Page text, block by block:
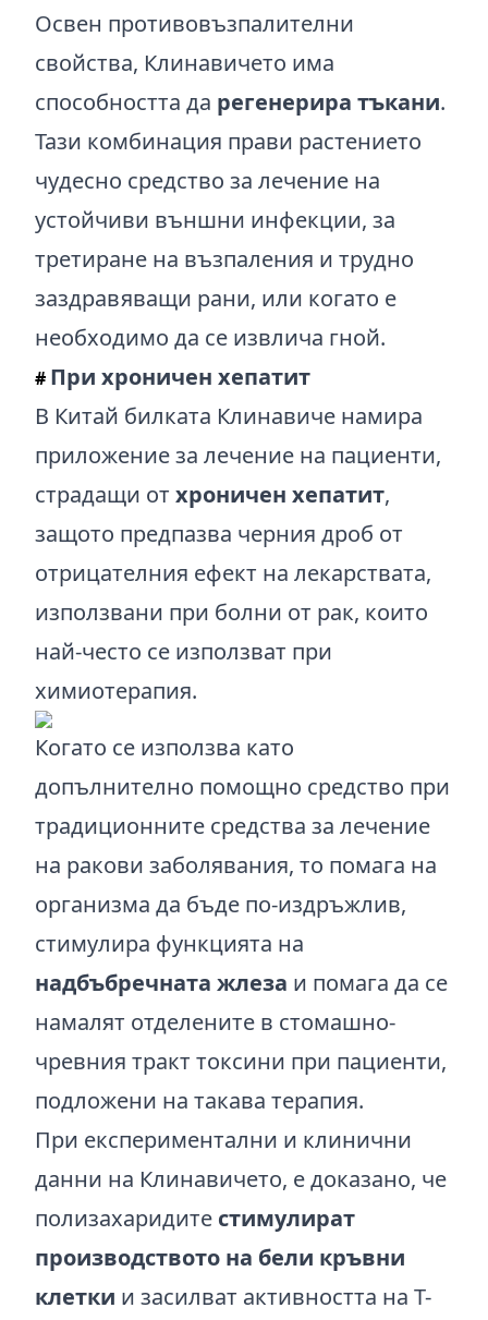
Освен противовъзпалителни
свойства, Клинавичето има
способността да регенерира тъкани.
Тази комбинация прави растението
чудесно средство за лечение на
устойчиви външни инфекции, за
третиране на възпаления и трудно
заздравяващи рани, или когато е
необходимо да се извлича гной.
# При хроничен хепатит
В Китай билката Клинавиче намира
приложение за лечение на пациенти,
страдащи от хроничен хепатит,
защото предпазва черния дроб от
отрицателния ефект на лекарствата,
използвани при болни от рак, които
най-често се използват при
химиотерапия.
Когато се използва като
допълнително помощно средство при
традиционните средства за лечение
на ракови заболявания, то помага на
организма да бъде по-издръжлив,
стимулира функцията на
надбъбречната жлеза и помага да се
намалят отделените в стомашно-
чревния тракт токсини при пациенти,
подложени на такава терапия.
При експериментални и клинични
данни на Клинавичето, е доказано, че
полизахаридите стимулират
производството на бели кръвни
клетки и засилват активността на Т-